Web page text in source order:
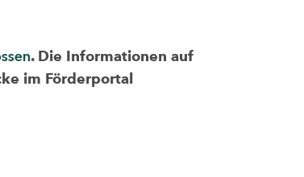
. Die Informationen auf
im Förderportal